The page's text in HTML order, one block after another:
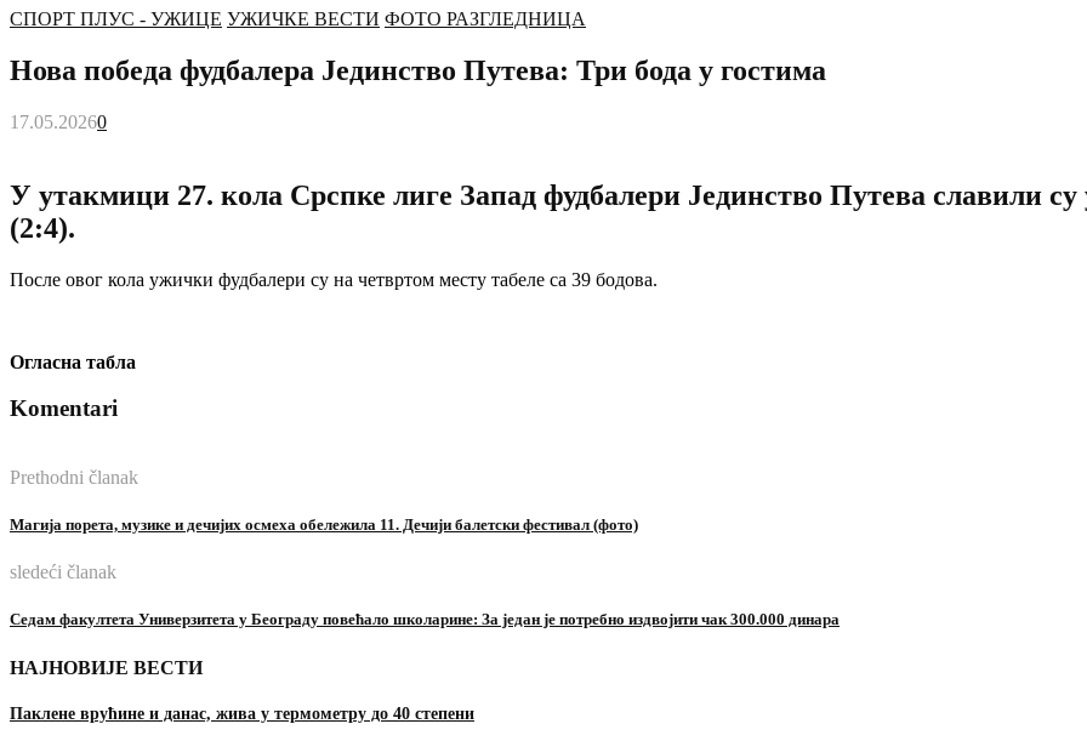
СПОРТ ПЛУС - УЖИЦЕ УЖИЧКЕ ВЕСТИ ФОТО РАЗГЛЕДНИЦА
Нова победа фудбалера Јединство Путева: Три бода у гостима
17.05.20260
У утакмици 27. кола Срспке лиге Запад фудбалери Јединство Путева славили
(2:4).
После овог кола ужички фудбалери су на четвртом месту табеле са 39 бодова.
Огласна табла
Komentari
Prethodni članak
Магија порета, музике и дечијих осмеха обележила 11. Дечији балетски фестивал (фото)
sledeći članak
Седам факултета Универзитета у Београду повећало школарине: За један је потребно издвојити чак 300.000 динара
НАЈНОВИЈЕ ВЕСТИ
Паклене врућине и данас, жива у термометру до 40 степени